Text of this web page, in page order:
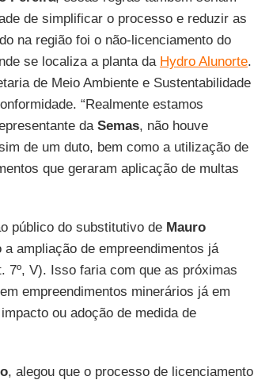
de simplificar o processo e reduzir as
na região foi o não-licenciamento do
se localiza a planta da Hydro Alunorte.
de Meio Ambiente e Sustentabilidade
“Realmente estamos
da Semas, não houve
de um duto, bem como a utilização de
que geraram aplicação de multas
público do substitutivo de Mauro
ampliação de empreendimentos já
7º, V). Isso faria com que as próximas
empreendimentos minerários já em
ou adoção de medida de
, alegou que o processo de licenciamento